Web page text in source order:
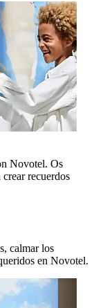
Novotel. Os
recuerdos
calmar los
en Novotel.